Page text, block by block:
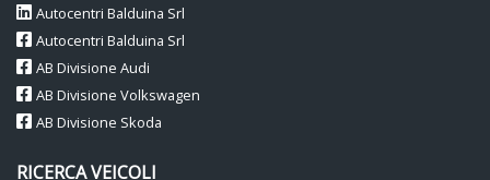
Autocentri Balduina Srl
Autocentri Balduina Srl
AB Divisione Audi
AB Divisione Volkswagen
AB Divisione Skoda
RICERCA VEICOLI